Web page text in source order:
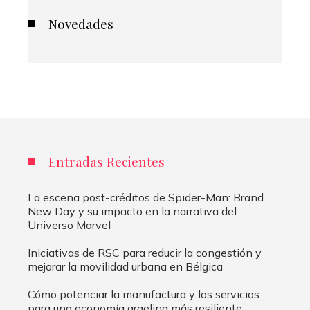
Novedades
Entradas Recientes
La escena post-créditos de Spider-Man: Brand
New Day y su impacto en la narrativa del
Universo Marvel
Iniciativas de RSC para reducir la congestión y
mejorar la movilidad urbana en Bélgica
Cómo potenciar la manufactura y los servicios